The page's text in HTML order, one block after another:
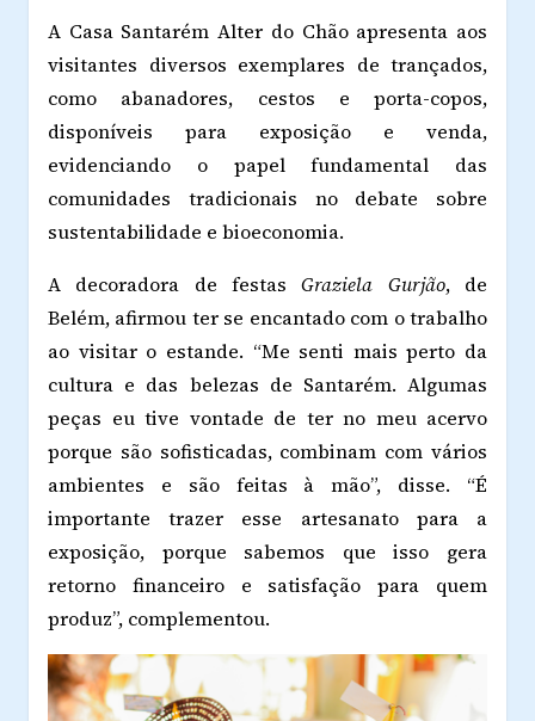
A Casa Santarém Alter do Chão apresenta aos
visitantes diversos exemplares de trançados,
como abanadores, cestos e porta-copos,
disponíveis para exposição e venda,
evidenciando o papel fundamental das
comunidades tradicionais no debate sobre
sustentabilidade e bioeconomia.
A decoradora de festasGraziela Gurjão, de
Belém, afirmou ter se encantado com o trabalho
ao visitar o estande. “Me senti mais perto da
cultura e das belezas de Santarém. Algumas
peças eu tive vontade de ter no meu acervo
porque são sofisticadas, combinam com vários
ambientes e são feitas à mão”, disse. “É
importante trazer esse artesanato para a
exposição, porque sabemos que isso gera
retorno financeiro e satisfação para quem
produz”, complementou.